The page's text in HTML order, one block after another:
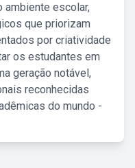
ambiente escolar,
que priorizam
por criatividade
os estudantes em
geração notável,
reconhecidas
do mundo -